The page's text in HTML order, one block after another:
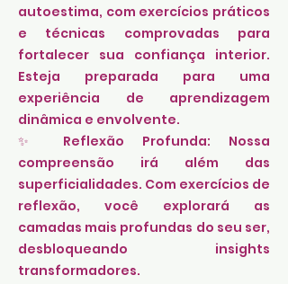
autoestima, com exercícios práticos
e técnicas comprovadas para
fortalecer sua confiança interior.
Esteja preparada para uma
experiência de aprendizagem
dinâmica e envolvente.
✨ Reflexão Profunda: Nossa
compreensão irá além das
superficialidades. Com exercícios de
reflexão, você explorará as
camadas mais profundas do seu ser,
desbloqueando insights
transformadores.